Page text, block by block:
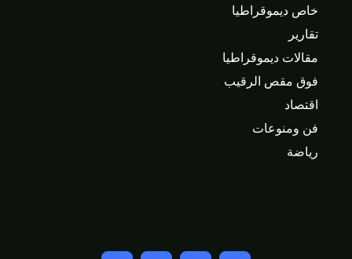
خاص ديموقراطيا
تقارير
مقالات ديموقراطيا
فوق مقص الرقيب
اقتصاد
فن ومنوعات
رياضة